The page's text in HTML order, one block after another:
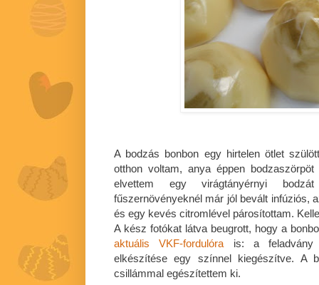
A bodzás bonbon egy hirtelen ötlet
otthon voltam, anya éppen
elvettem egy virágtányérnyi
fűszernövényeknél már jól bevált infúziós,
és egy kevés citromlével párosítottam.
A kész fotókat látva beugrott, hogy a
aktuális VKF-fordulóra is: a feladvány
elkészítése egy színnel kiegészítve. A
csillámmal egészítettem ki.